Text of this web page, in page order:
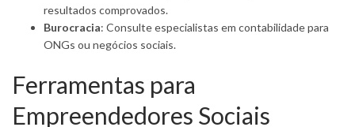
resultados comprovados.
Burocracia: Consulte especialistas em contabilidade para
ONGs ou negócios sociais.
Ferramentas para
Empreendedores Sociais